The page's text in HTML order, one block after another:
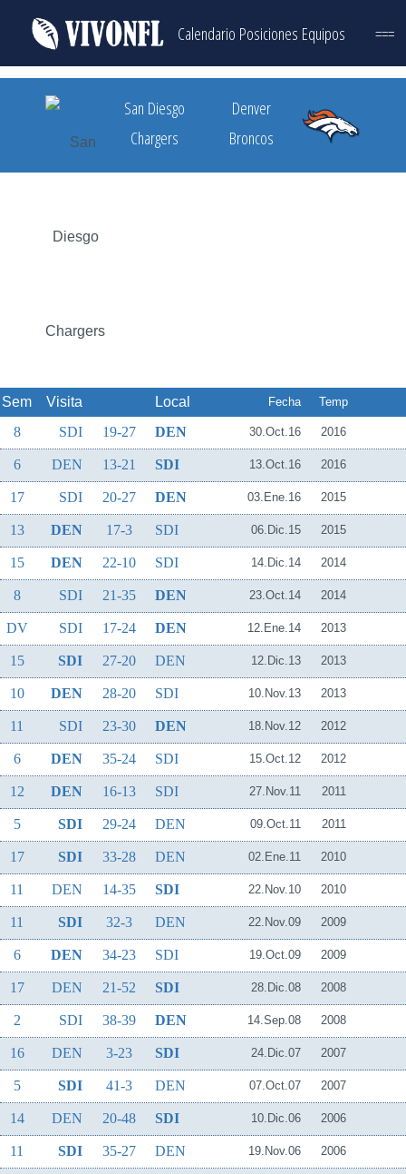
Calendario Posiciones Equipos ===
San Diesgo
Chargers
Denver
Broncos
Sem Visita Local Fecha Temp
8 SDI 19-27 DEN 30.Oct.16 2016
6 DEN 13-21 SDI 13.Oct.16 2016
17 SDI 20-27 DEN 03.Ene.16 2015
13 DEN 17-3 SDI 06.Dic.15 2015
15 DEN 22-10 SDI 14.Dic.14 2014
8 SDI 21-35 DEN 23.Oct.14 2014
DV SDI 17-24 DEN 12.Ene.14 2013
15 SDI 27-20 DEN 12.Dic.13 2013
10 DEN 28-20 SDI 10.Nov.13 2013
11 SDI 23-30 DEN 18.Nov.12 2012
6 DEN 35-24 SDI 15.Oct.12 2012
12 DEN 16-13 SDI 27.Nov.11 2011
5 SDI 29-24 DEN 09.Oct.11 2011
17 SDI 33-28 DEN 02.Ene.11 2010
11 DEN 14-35 SDI 22.Nov.10 2010
11 SDI 32-3 DEN 22.Nov.09 2009
6 DEN 34-23 SDI 19.Oct.09 2009
17 DEN 21-52 SDI 28.Dic.08 2008
2 SDI 38-39 DEN 14.Sep.08 2008
16 DEN 3-23 SDI 24.Dic.07 2007
5 SDI 41-3 DEN 07.Oct.07 2007
14 DEN 20-48 SDI 10.Dic.06 2006
11 SDI 35-27 DEN 19.Nov.06 2006